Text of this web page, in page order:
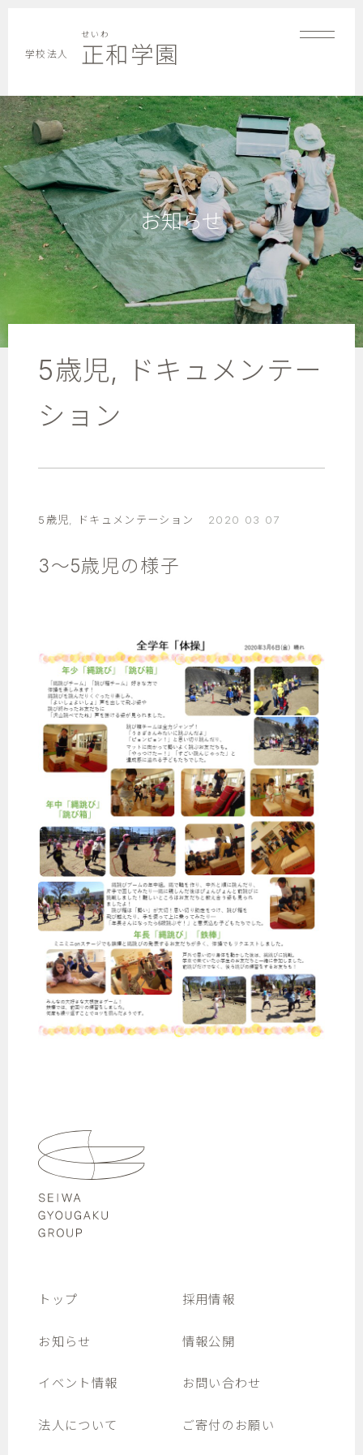
学校法人
せいわ
正和学園
お知らせ
5歳児, ドキュメンテー
ション
5歳児 ドキュメンテーション 2020 03 07
3～5歳児の様子
トップ
お知らせ
イベント情報
法人について
採用情報
情報公開
お問い合わせ
ご寄付のお願い